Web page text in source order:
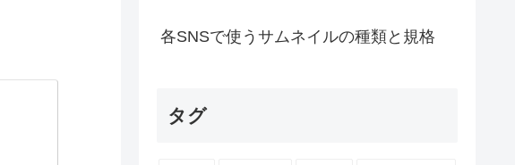
各SNSで使うサムネイルの種類と規格
タグ